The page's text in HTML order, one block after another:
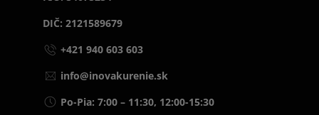
DIČ: 2121589679
+421 940 603 603
info@inovakurenie.sk
Po-Pia: 7:00 – 11:30, 12:00-15:30